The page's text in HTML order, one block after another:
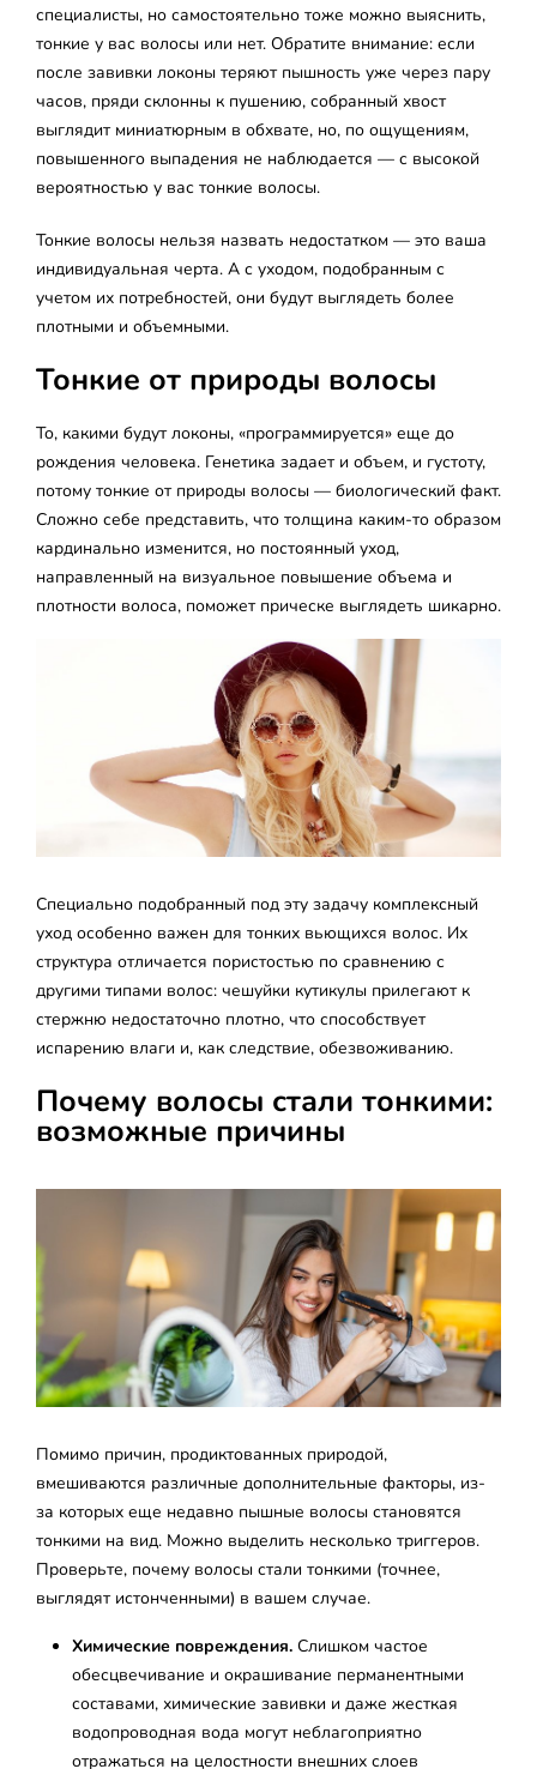
специалисты, но самостоятельно тоже можно выяснить,
тонкие у вас волосы или нет. Обратите внимание: если
после завивки локоны теряют пышность уже через пару
часов, пряди склонны к пушению, собранный хвост
выглядит миниатюрным в обхвате, но, по ощущениям,
повышенного выпадения не наблюдается — с высокой
вероятностью у вас тонкие волосы.
Тонкие волосы нельзя назвать недостатком — это ваша
индивидуальная черта. А с уходом, подобранным с
учетом их потребностей, они будут выглядеть более
плотными и объемными.
Тонкие от природы волосы
То, какими будут локоны, «программируется» еще до
рождения человека. Генетика задает и объем, и густоту,
потому тонкие от природы волосы — биологический факт.
Сложно себе представить, что толщина каким-то образом
кардинально изменится, но постоянный уход,
направленный на визуальное повышение объема и
плотности волоса, поможет прическе выглядеть шикарно.
Специально подобранный под эту задачу комплексный
уход особенно важен для тонких вьющихся волос. Их
структура отличается пористостью по сравнению с
другими типами волос: чешуйки кутикулы прилегают к
стержню недостаточно плотно, что способствует
испарению влаги и, как следствие, обезвоживанию.
Почему волосы стали тонкими:
возможные причины
Помимо причин, продиктованных природой,
вмешиваются различные дополнительные факторы, из-
за которых еще недавно пышные волосы становятся
тонкими на вид. Можно выделить несколько триггеров.
Проверьте, почему волосы стали тонкими (точнее,
выглядят истонченными) в вашем случае.
Химические повреждения. Слишком частое
обесцвечивание и окрашивание перманентными
составами, химические завивки и даже жесткая
водопроводная вода могут неблагоприятно
отражаться на целостности внешних слоев